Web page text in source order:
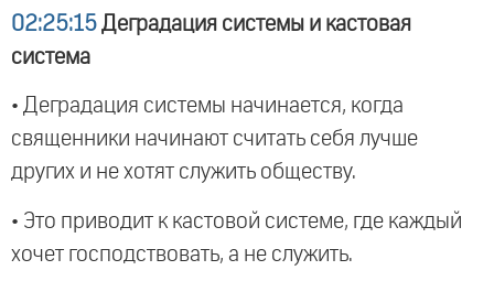
02:25:15 Деградация системы и кастовая
система
• Деградация системы начинается, когда
священники начинают считать себя лучше
других и не хотят служить обществу.
• Это приводит к кастовой системе, где каждый
хочет господствовать, а не служить.